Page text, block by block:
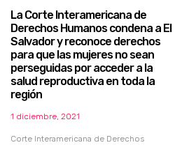
La Corte Interamericana de
Derechos Humanos condena a El
Salvador y reconoce derechos
para que las mujeres no sean
perseguidas por acceder a la
salud reproductiva en toda la
región
1 diciembre, 2021
Corte Interamericana de Derechos